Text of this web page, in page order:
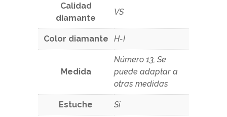
Calidad
diamante
VS
Color diamante H-I
Medida
Número 13, Se
puede adaptar a
otras medidas
Estuche Si